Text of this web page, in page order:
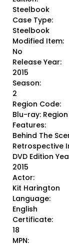
Steelbook
Case Type:
Steelbook
Modified Item:
No
Release Year:
2015
Season:
2
Region Code:
Blu-ray:
Features:
Behind The
Retrospective
DVD Edition
2015
Actor:
Kit Harington
Language:
English
Certificate:
18
MPN: